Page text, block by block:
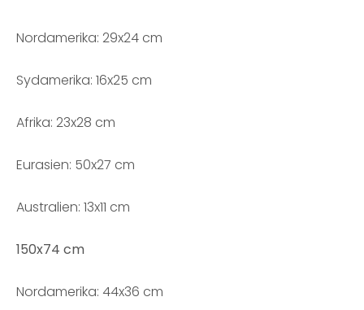
Nordamerika: 29x24 cm
Sydamerika: 16x25 cm
Afrika: 23x28 cm
Eurasien: 50x27 cm
Australien: 13x11 cm
150x74 cm
Nordamerika: 44x36 cm